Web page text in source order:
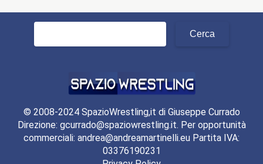
Ricerca
© 2008-2024 SpazioWrestling,it di Giuseppe Currado
Direzione: gcurrado@spaziowrestling.it. Per opportunità
commerciali: andrea@andreamartinelli.eu Partita IVA:
03376190231